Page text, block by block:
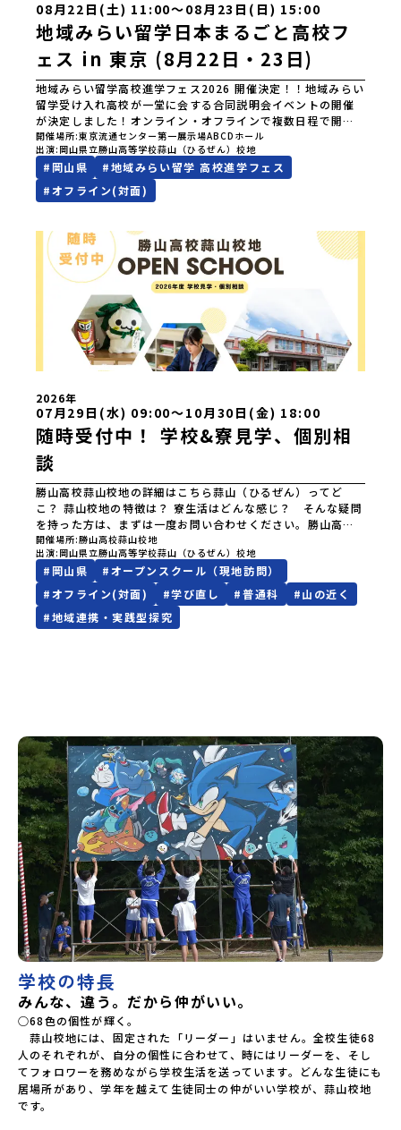
08月22日(土) 11:00〜08月23日(日) 15:00
地域みらい留学日本まるごと高校フ
ェス in 東京 (8月22日・23日)
地域みらい留学高校進学フェス2026 開催決定！！地域みらい
留学受け入れ高校が一堂に会する合同説明会イベントの開催
が決定しました！オンライン・オフラインで複数日程で開催
いたしますので、奮ってご参加ください。皆様にお会いでき
ますことを楽しみにしております。ページ下の「申し込む」
ボタンより事前予約をお願いいたします。\ 地域みらい留学高
校進学フェス in 東京 (8月22日・23日)/日時2026年8月22日
(土)11:00-17:00 8月23日(日)10:30-15:00場所東京
夕張高等学校北海道松前高等学校北海道知内高等学校北海道
上ノ国高等学校北海道奥尻高等学校ニセコ国際高等学校北海
道おといねっぷ美術工芸高等学校北海道幌加内高等学校北海
道苫前商業高等学校北海道斜里高等学校北海道湧別高等学校
北海道大空高等学校北海道平取高等学校北海道上士幌高等学
校北海道大樹高等学校北海道池田高等学校北海道白糠高等学
校北海道標津高等学校北海道羅臼高等学校北海道佐呂間高等
学校北海道雄武高等学校北海道月形高等学校 東北 青森県
立三戸高等学校青森県立名久井農業高等学校岩手県立沼宮内
県立岩泉高等学校岩手県立種市高等学校宮城県中新田高等学
校秋田県立男鹿海洋高等学校秋田県立矢島高等学校秋田県立
角館高等学校秋田県立鹿角高等学校山形県立谷地高等学校山
形県立長井工業高等学校山形県立新庄神室産業高等学校金山
校山形県立高畠高等学校山形県立小国高等学校福島県立川俣
高等学校福島県立只見高等学校福島県立猪苗代高等学校福島
県立川口高等学校 関東 茨城県立大子清流高等学校 中
部 新潟県立村上高等学校新潟県立佐渡高等学校新潟県立佐
渡総合高等学校新潟県立羽茂高等学校新潟県立加茂農林高等
学校新潟県立国際情報高等学校石川県立能登高等学校福井県
立若狭高等学校長野県木曽青峰高等学校長野県白馬高等学校
富山県立氷見高等学校静岡県立伊豆総合高等学校土肥分校静
岡県立浜松湖北高等学校佐久間分校 近畿 五條市立西吉野
農業高等学校和歌山県立串本古座高等学校 中国・四国 島
根県立横田高等学校島根県立島根中央高等学校島根県立矢上
有田工業高等学校熊本県立小国高等学校熊本県立矢部高等学
校佐賀県立牛津高等学校鹿児島県立沖永良部高等学校鹿児島
県立志布志高等学校宮崎県立飯野高等学校宮崎県立高千穂高
等学校鹿児島県立古仁屋高等学校沖縄県立久米島高等学校私
立高校国際高等専門学校（石川県）開志国際高等学校(新潟県)
広島三育学院高等学校(広島県) ※2日目のみ参加
開催場所 東京流通センター第一展示場ABCDホール
出演 岡山県立勝山高等学校蒜山（ひるぜん）校地
# 岡山県 #地域みらい留学 高校進学フェス
#オフライン(対面)
2026年
07月29日(水) 09:00〜10月30日(金) 18:00
随時受付中！ 学校&寮見学、個別相
談
勝山高校蒜山校地の詳細はこちら蒜山（ひるぜん）ってど
こ？ 蒜山校地の特徴は？ 寮生活はどんな感じ？ そんな疑問
を持った方は、まずは一度お問い合わせください。勝山高校
蒜山校地の学校および寮の見学については、個別に随時受付
しております。まずはお電話やメール等でやりとりをさせて
いただいた上で、現地にお越しいただける日程を調整いたし
ます。※お問い合わせに対して、3日ほどお返事にお時間を頂
戴することがあります。【学校情報】岡山県立勝山高校蒜山
校地住 所：岡山県真庭市蒜山上長田4電 話：0867-66-
開催場所 勝山高校蒜山校地
出演 岡山県立勝山高等学校蒜山（ひるぜん）校地
# 岡山県 #オープンスクール（現地訪問）
#オフライン(対面) #学び直し #普通科 #山の近く
#地域連携・実践型探究
学校の特長
みんな、違う。だから仲がいい。
○68色の個性が輝く。
蒜山校地には、固定された「リーダー」はいません。全校生徒68
人のそれぞれが、自分の個性に合わせて、時にはリーダーを、そし
てフォロワーを務めながら学校生活を送っています。どんな生徒にも
居場所があり、学年を越えて生徒同士の仲がいい学校が、蒜山校地
です。